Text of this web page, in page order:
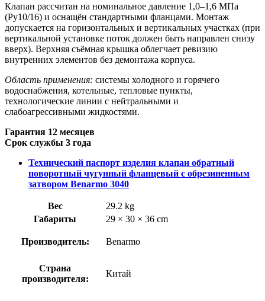
Клапан рассчитан на номинальное давление 1,0–1,6 МПа
(Ру10/16) и оснащён стандартными фланцами. Монтаж
допускается на горизонтальных и вертикальных участках (при
вертикальной установке поток должен быть направлен снизу
вверх). Верхняя съёмная крышка облегчает ревизию
внутренних элементов без демонтажа корпуса.
Область применения: системы холодного и горячего
водоснабжения, котельные, тепловые пункты,
технологические линии с нейтральными и
слабоагрессивными жидкостями.
Гарантия 12 месяцев
Срок службы 3 года
Технический паспорт изделия клапан обратный
поворотный чугунный фланцевый с обрезиненным
затвором Benarmo 3040
Вес
29.2 kg
Габариты
29 × 30 × 36 cm
Производитель: Benarmo
Страна
производителя:
Китай